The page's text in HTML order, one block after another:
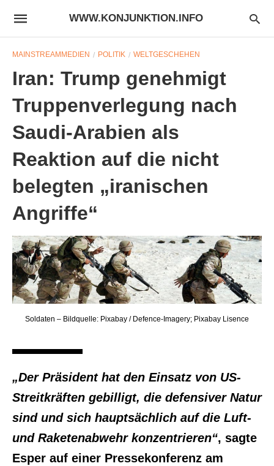
WWW.KONJUNKTION.INFO
MAINSTREAMMEDIEN POLITIK WELTGESCHEHEN
Iran: Trump genehmigt
Truppenverlegung nach
Saudi-Arabien als
Reaktion auf die nicht
belegten „iranischen
Angriffe“
Soldaten – Bildquelle: Pixabay / Defence-Imagery; Pixabay Lisence
„Der Präsident hat den Einsatz von US-
Streitkräften gebilligt, die defensiver Natur
sind und sich hauptsächlich auf die Luft-
und Raketenabwehr konzentrieren“, sagte
Esper auf einer Pressekonferenz am